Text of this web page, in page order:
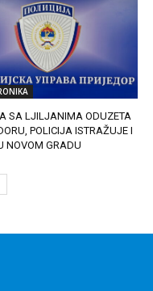
SA LJILJANIMA ODUZETA
POLICIJA ISTRAŽUJE I
NOVOM GRADU